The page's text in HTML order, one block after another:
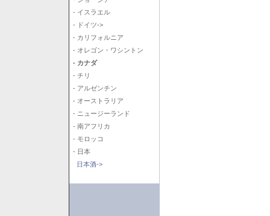
- イスラエル
- ドイツ->
- カリフォルニア
- オレゴン・ワシントン
- カナダ
- チリ
- アルゼンチン
- オーストラリア
- ニュージーランド
- 南アフリカ
- モロッコ
- 日本
日本酒->